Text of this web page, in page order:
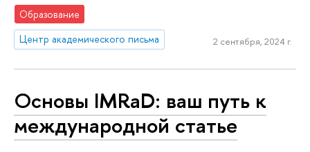
Образование
Центр академического письма
2 сентября, 2024 г.
Основы IMRaD: ваш путь к
международной статье